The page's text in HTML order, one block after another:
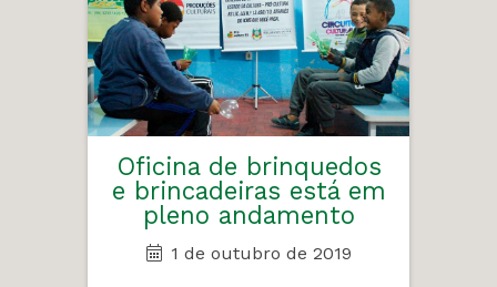
Oficina de brinquedos
e brincadeiras está em
pleno andamento
1 de outubro de 2019